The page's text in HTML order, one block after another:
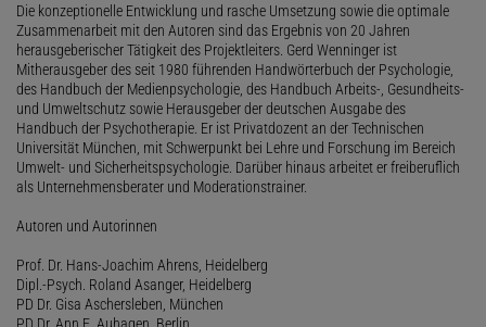
Die konzeptionelle Entwicklung und rasche Umsetzung sowie die optimale
Zusammenarbeit mit den Autoren sind das Ergebnis von 20 Jahren
herausgeberischer Tätigkeit des Projektleiters. Gerd Wenninger ist
Mitherausgeber des seit 1980 führenden Handwörterbuch der Psychologie,
des Handbuch der Medienpsychologie, des Handbuch Arbeits-, Gesundheits-
und Umweltschutz sowie Herausgeber der deutschen Ausgabe des
Handbuch der Psychotherapie. Er ist Privatdozent an der Technischen
Universität München, mit Schwerpunkt bei Lehre und Forschung im Bereich
Umwelt- und Sicherheitspsychologie. Darüber hinaus arbeitet er freiberuflich
als Unternehmensberater und Moderationstrainer.
Autoren und Autorinnen
Prof. Dr. Hans-Joachim Ahrens, Heidelberg
Dipl.-Psych. Roland Asanger, Heidelberg
PD Dr. Gisa Aschersleben, München
PD Dr. Ann E. Auhagen, Berlin